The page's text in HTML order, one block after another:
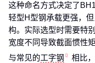
这种命名方式决定了
轻型H型钢承载更强，
构。实际选型时需要特
宽度不同导致截面惯性
与常见的工字钢
相比